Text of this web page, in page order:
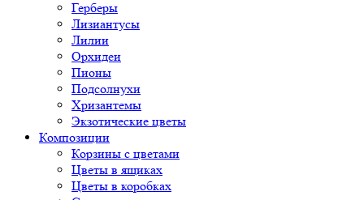
Герберы
Лизиантусы
Лилии
Орхидеи
Пионы
Подсолнухи
Хризантемы
Экзотические цветы
Композиции
Корзины с цветами
Цветы в ящиках
Цветы в коробках